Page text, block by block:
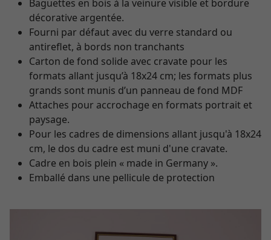
Baguettes en bois à la veinure visible et bordure
décorative argentée.
Fourni par défaut avec du verre standard ou
antireflet, à bords non tranchants
Carton de fond solide avec cravate pour les
formats allant jusqu’à 18x24 cm; les formats plus
grands sont munis d’un panneau de fond MDF
Attaches pour accrochage en formats portrait et
paysage.
Pour les cadres de dimensions allant jusqu'à 18x24
cm, le dos du cadre est muni d'une cravate.
Cadre en bois plein « made in Germany ».
Emballé dans une pellicule de protection